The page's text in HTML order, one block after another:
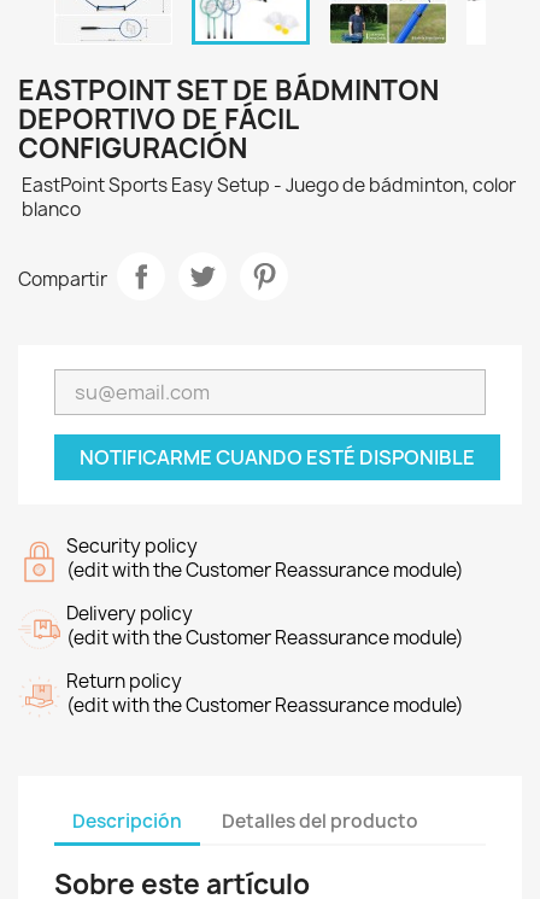
EASTPOINT SET DE BÁDMINTON
DEPORTIVO DE FÁCIL
CONFIGURACIÓN
‎EastPoint Sports Easy Setup - Juego de bádminton, color
blanco
Compartir
NOTIFICARME CUANDO ESTÉ DISPONIBLE
Security policy
(edit with the Customer Reassurance module)
Delivery policy
(edit with the Customer Reassurance module)
Return policy
(edit with the Customer Reassurance module)
Descripción Detalles del producto
Sobre este artículo